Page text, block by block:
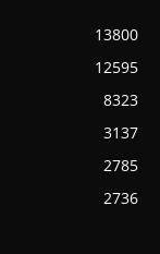
13800
12595
8323
3137
2785
2736